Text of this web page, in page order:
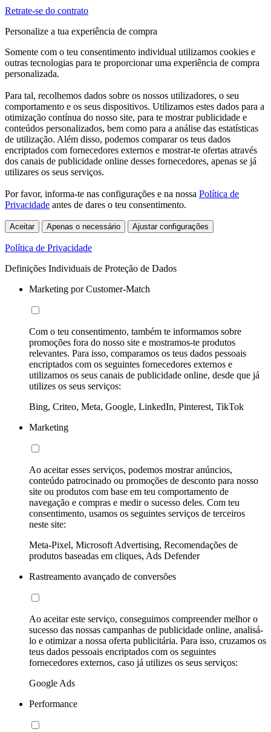
Retrate-se do contrato
Personalize a tua experiência de compra
Somente com o teu consentimento individual utilizamos cookies e
outras tecnologias para te proporcionar uma experiência de compra
personalizada.
Para tal, recolhemos dados sobre os nossos utilizadores, o seu
comportamento e os seus dispositivos. Utilizamos estes dados para a
otimização contínua do nosso site, para te mostrar publicidade e
conteúdos personalizados, bem como para a análise das estatísticas
de utilização. Além disso, podemos comparar os teus dados
encriptados com fornecedores externos e mostrar-te ofertas através
dos canais de publicidade online desses fornecedores, apenas se já
utilizares os seus serviços.
Por favor, informa-te nas configurações e na nossa Política de
Privacidade antes de dares o teu consentimento.
Aceitar Apenas o necessário Ajustar configurações
Política de Privacidade
Definições Individuais de Proteção de Dados
Marketing por Customer-Match
Com o teu consentimento, também te informamos sobre
promoções fora do nosso site e mostramos-te produtos
relevantes. Para isso, comparamos os teus dados pessoais
encriptados com os seguintes fornecedores externos e
utilizamos os seus canais de publicidade online, desde que já
utilizes os seus serviços:
Bing, Criteo, Meta, Google, LinkedIn, Pinterest, TikTok
Marketing
Ao aceitar esses serviços, podemos mostrar anúncios,
conteúdo patrocinado ou promoções de desconto para nosso
site ou produtos com base em teu comportamento de
navegação e compras e medir o sucesso deles. Com teu
consentimento, usamos os seguintes serviços de terceiros
neste site:
Meta-Pixel, Microsoft Advertising, Recomendações de
produtos baseadas em cliques, Ads Defender
Rastreamento avançado de conversões
Ao aceitar este serviço, conseguimos compreender melhor o
sucesso das nossas campanhas de publicidade online, analisá-
lo e otimizar a nossa oferta publicitária. Para isso, cruzamos os
teus dados pessoais encriptados com os seguintes
fornecedores externos, caso já utilizes os seus serviços:
Google Ads
Performance